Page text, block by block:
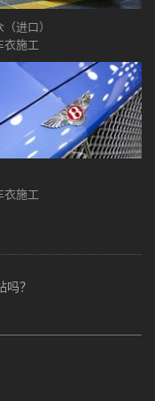
进口）
衣施工
衣施工
？